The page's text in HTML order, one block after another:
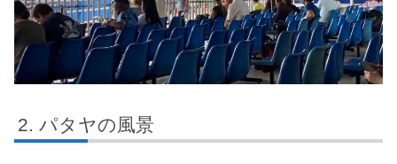
パタヤの風景